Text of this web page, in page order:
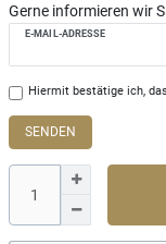
Gerne informieren wir
E-MAIL-ADRESSE
Hiermit bestätige ich,
SENDEN